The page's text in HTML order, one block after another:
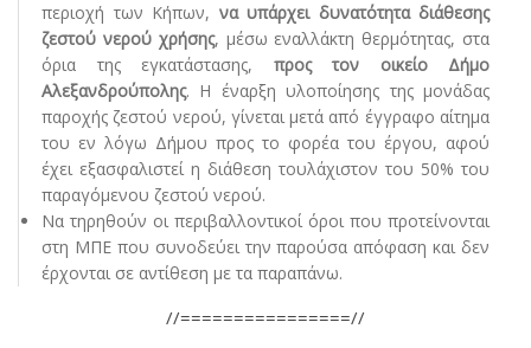
περιοχή των Κήπων, να υπάρχει δυνατότητα διάθεσης
ζεστού νερού χρήσης, μέσω εναλλάκτη θερμότητας, στα
όρια της εγκατάστασης, προς τον οικείο Δήμο
Αλεξανδρούπολης. Η έναρξη υλοποίησης της μονάδας
παροχής ζεστού νερού, γίνεται μετά από έγγραφο αίτημα
του εν λόγω Δήμου προς το φορέα του έργου, αφού
έχει εξασφαλιστεί η διάθεση τουλάχιστον του 50% του
παραγόμενου ζεστού νερού.
Να τηρηθούν οι περιβαλλοντικοί όροι που προτείνονται
στη ΜΠΕ που συνοδεύει την παρούσα απόφαση και δεν
έρχονται σε αντίθεση με τα παραπάνω.
//================//